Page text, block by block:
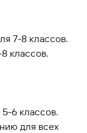
7-8 классов.
классов.
6 классов.
для всех